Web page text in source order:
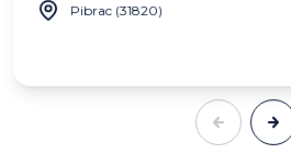
Pibrac (31820)